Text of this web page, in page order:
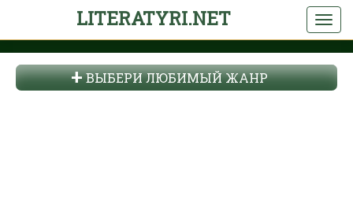
LITERATYRI.NET
ВЫБЕРИ ЛЮБИМЫЙ ЖАНР